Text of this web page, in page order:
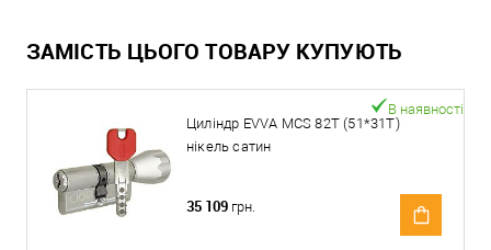
ЗАМІСТЬ ЦЬОГО ТОВАРУ КУПУЮТЬ
Циліндр EVVA MCS 82T (51*31T)
нікель сатин
В наявності
35 109 грн.